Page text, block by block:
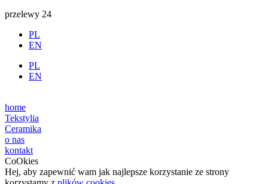
przelewy 24
PL
EN
PL
EN
home
Tekstylia
Ceramika
o nas
kontakt
CoOkies
Hej, aby zapewnić wam jak najlepsze korzystanie ze strony